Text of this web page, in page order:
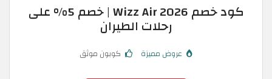
كود خصم Wizz Air 2026 | خصم 5% على
رحلات الطيران
عروض مميزة كوبون موثق